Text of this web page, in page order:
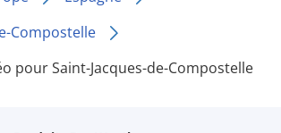
Compostelle
pour Saint-Jacques-de-Compostelle